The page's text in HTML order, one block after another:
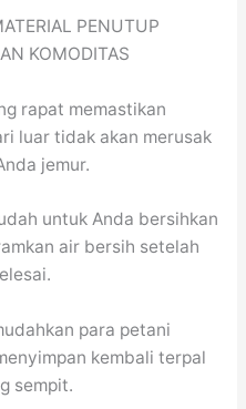
PENUTUP
KOMODITAS
rapat memastikan
luar tidak akan merusak
jemur.
untuk Anda bersihkan
air bersih setelah
para petani
kembali terpal
sempit.